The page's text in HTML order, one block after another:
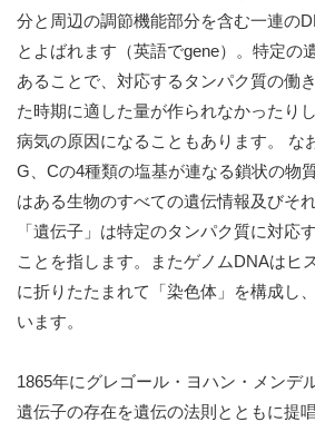
分と周辺の調節機能部分を含む一連の
とよばれます（英語でgene）。特定の
あることで、対応するタンパク質の働
た時期に適した量が作られなかったり
病気の原因になることもあります。 な
G、Cの4種類の塩基が連なる鎖状の物
はある生物のすべての遺伝情報及びそ
「遺伝子」は特定のタンパク質に対応
ことを指します。またゲノムDNAはヒ
に折りたたまれて「染色体」を構成し
います。
1865年にグレゴール・ヨハン・メンデ
遺伝子の存在を遺伝の法則とともに提